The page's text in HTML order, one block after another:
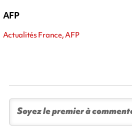
AFP
Actualités France, AFP